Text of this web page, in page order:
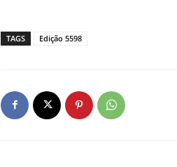
TAGS Edição 5598